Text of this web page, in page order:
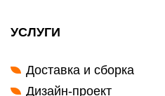
УСЛУГИ
Доставка и сборка
Дизайн-проект